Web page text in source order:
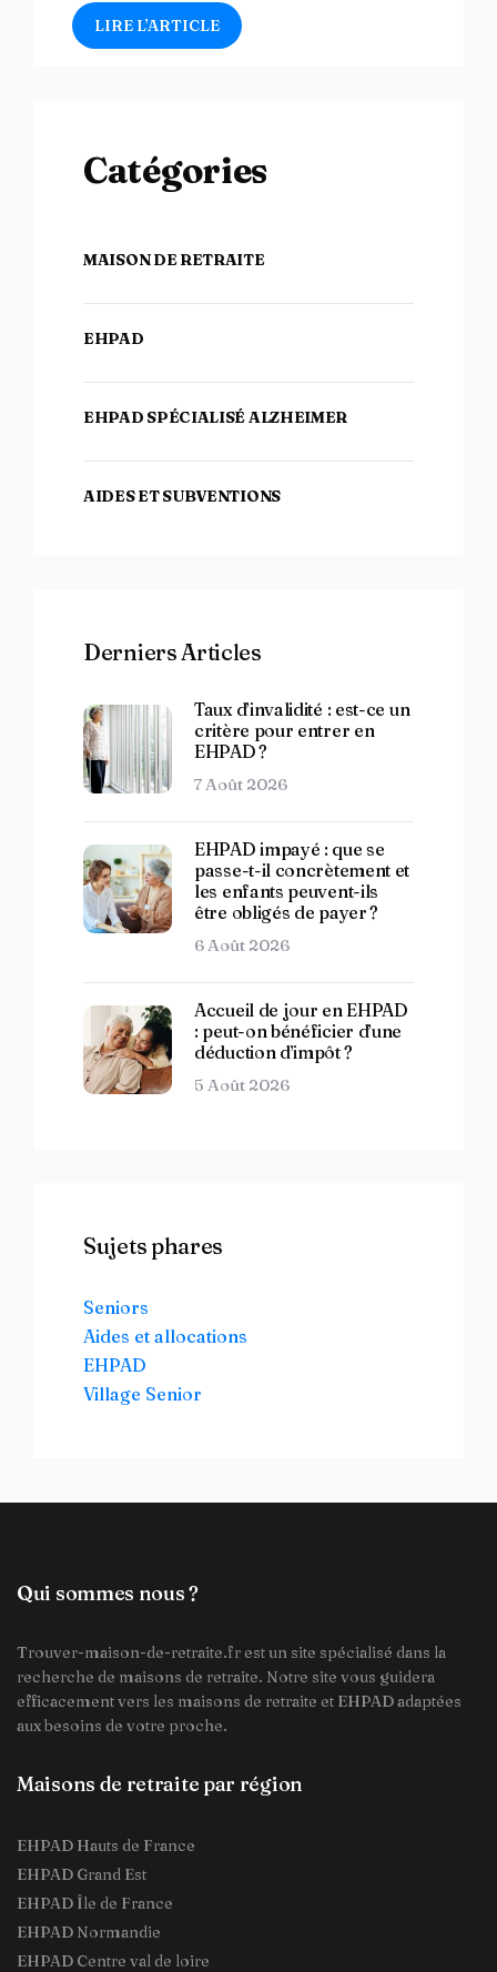
LIRE L’ARTICLE
Catégories
MAISON DE RETRAITE
EHPAD
EHPAD SPÉCIALISÉ ALZHEIMER
AIDES ET SUBVENTIONS
Derniers Articles
Taux d’invalidité : est-ce un
critère pour entrer en
EHPAD ?
7 Août 2026
EHPAD impayé : que se
passe-t-il concrètement et
les enfants peuvent-ils
être obligés de payer ?
6 Août 2026
Accueil de jour en EHPAD
: peut-on bénéficier d’une
déduction d’impôt ?
5 Août 2026
Sujets phares
Seniors
Aides et allocations
EHPAD
Village Senior
Qui sommes nous ?
Trouver-maison-de-retraite.fr est un site spécialisé dans la
recherche de maisons de retraite. Notre site vous guidera
efficacement vers les maisons de retraite et EHPAD adaptées
aux besoins de votre proche.
Maisons de retraite par région
EHPAD Hauts de France
EHPAD Grand Est
EHPAD Île de France
EHPAD Normandie
EHPAD Centre val de loire